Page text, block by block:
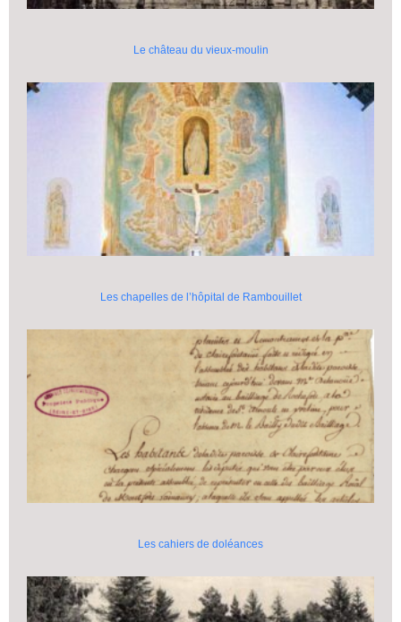
Le château du vieux-moulin
Les chapelles de l’hôpital de Rambouillet
Les cahiers de doléances